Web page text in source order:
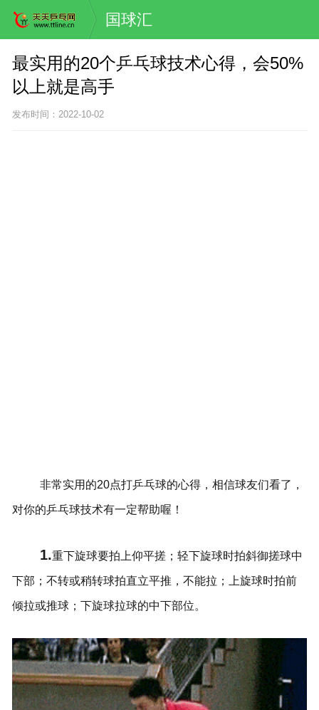
国球汇
最实用的20个乒乓球技术心得，会50%
以上就是高手
发布时间：2022-10-02
非常实用的20点打乒乓球的心得，相信球友们看了，
对你的乒乓球技术有一定帮助喔！
1.重下旋球要拍上仰平搓；轻下旋球时拍斜御搓球中
下部；不转或稍转球拍直立平推，不能拉；上旋球时拍前
倾拉或推球；下旋球拉球的中下部位。